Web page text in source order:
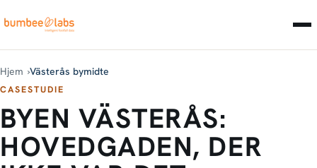
Hjem Västerås bymidte
CASESTUDIE
BYEN VÄSTERÅS:
HOVEDGADEN, DER